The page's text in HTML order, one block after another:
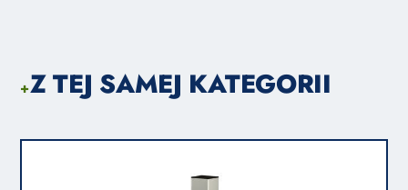
+Z TEJ SAMEJ KATEGORII